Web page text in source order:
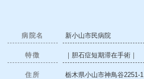
病院名 新小山市民病院
特徴 ｜胆石症短期滞在手術｜
住所 栃木県小山市神鳥谷2251-1